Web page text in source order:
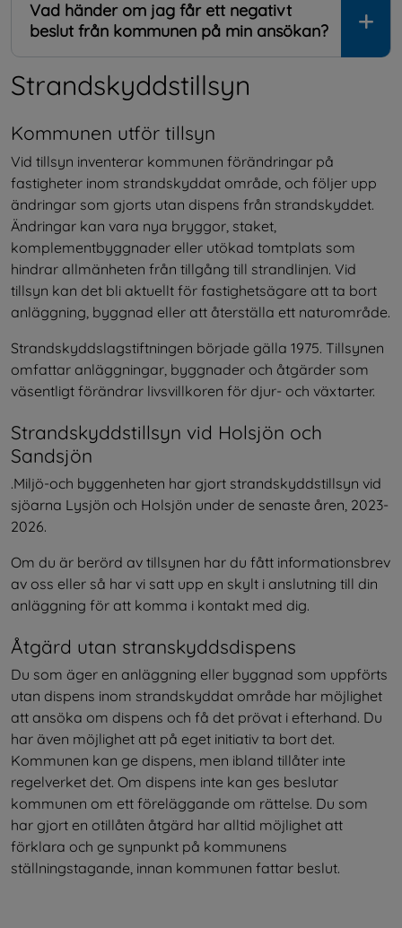
Vad händer om jag får ett negativt
beslut från kommunen på min ansökan?
Strandskyddstillsyn
Kommunen utför tillsyn
Vid tillsyn inventerar kommunen förändringar på
fastigheter inom strandskyddat område, och följer upp
ändringar som gjorts utan dispens från strandskyddet.
Ändringar kan vara nya bryggor, staket,
komplementbyggnader eller utökad tomtplats som
hindrar allmänheten från tillgång till strandlinjen. Vid
tillsyn kan det bli aktuellt för fastighetsägare att ta bort
anläggning, byggnad eller att återställa ett naturområde.
Strandskyddslagstiftningen började gälla 1975. Tillsynen
omfattar anläggningar, byggnader och åtgärder som
väsentligt förändrar livsvillkoren för djur- och växtarter.
Strandskyddstillsyn vid Holsjön och
Sandsjön
.Miljö-och byggenheten har gjort strandskyddstillsyn vid
sjöarna Lysjön och Holsjön under de senaste åren, 2023-
2026.
Om du är berörd av tillsynen har du fått informationsbrev
av oss eller så har vi satt upp en skylt i anslutning till din
anläggning för att komma i kontakt med dig.
Åtgärd utan stranskyddsdispens
Du som äger en anläggning eller byggnad som uppförts
utan dispens inom strandskyddat område har möjlighet
att ansöka om dispens och få det prövat i efterhand. Du
har även möjlighet att på eget initiativ ta bort det.
Kommunen kan ge dispens, men ibland tillåter inte
regelverket det. Om dispens inte kan ges beslutar
kommunen om ett föreläggande om rättelse. Du som
har gjort en otillåten åtgärd har alltid möjlighet att
förklara och ge synpunkt på kommunens
ställningstagande, innan kommunen fattar beslut.